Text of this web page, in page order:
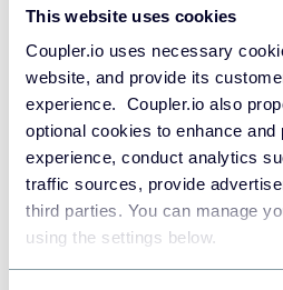
This website uses cookies
Coupler.io uses necessary
website, and provide its
experience. Coupler.io also
optional cookies to enhance and
experience, conduct analytics
traffic sources, provide
third parties. You can manage
using the settings below.
Coupler.io y carga los datos en el
informe constantemente
OBTÉN EL MODELO DE
4. Plantilla de
sociales de HubSpot